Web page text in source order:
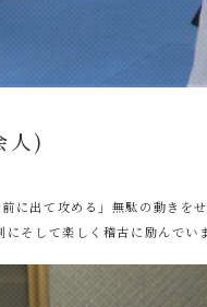
人)
に出て攻める」無駄の動き
そして楽しく稽古に励んでいま